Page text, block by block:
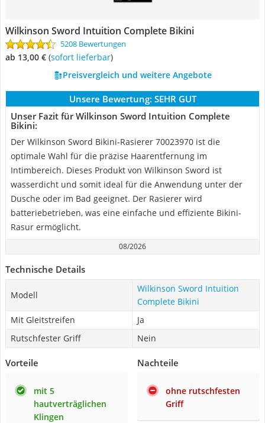
Wilkinson Sword Intuition Complete Bikini
5208 Bewertungen
ab 13,00 € ( Sofort lieferbar)
Preisvergleich und weitere Angebote
Unsere Bewertung: SEHR GUT
Unser Fazit für Wilkinson Sword Intuition Complete
Bikini:
Der Wilkinson Sword Bikini-Rasierer 70023970 ist die
optimale Wahl für die präzise Haarentfernung im
Intimbereich. Dieses Produkt von Wilkinson Sword ist
wasserdicht und somit ideal für die Anwendung unter der
Dusche oder im Bad geeignet. Der Rasierer wird
batteriebetrieben, was eine einfache und effiziente Bikini-
Rasur ermöglicht.
08/2026
Technische Details
Modell
Wilkinson Sword Intuition
Complete Bikini
Mit Gleitstreifen
Ja
Rutschfester Griff
Nein
Vorteile
mit 5
hautverträglichen
Klingen
Nachteile
ohne rutschfesten
Griff